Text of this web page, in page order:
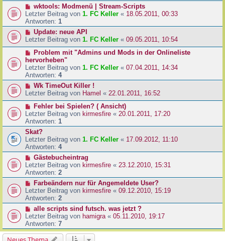
wktools: Modmenü | Stream-Scripts
Letzter Beitrag von 1. FC Keller « 18.05.2011, 00:33
Antworten: 1
Update: neue API
Letzter Beitrag von 1. FC Keller « 09.05.2011, 10:54
Problem mit "Admins und Mods in der Onlineliste
hervorheben"
Letzter Beitrag von 1. FC Keller « 07.04.2011, 14:34
Antworten: 4
Wk TimeOut Killer !
Letzter Beitrag von Hamel « 22.01.2011, 16:52
Fehler bei Spielen? ( Ansicht)
Letzter Beitrag von kirmesfire « 20.01.2011, 17:20
Antworten: 1
Skat?
Letzter Beitrag von 1. FC Keller « 17.09.2012, 11:10
Antworten: 4
Gästebucheintrag
Letzter Beitrag von kirmesfire « 23.12.2010, 15:31
Antworten: 2
Farbeändern nur für Angemeldete User?
Letzter Beitrag von kirmesfire « 09.12.2010, 15:19
Antworten: 2
alle scripts sind futsch. was jetzt ?
Letzter Beitrag von hamigra « 05.11.2010, 19:17
Antworten: 7